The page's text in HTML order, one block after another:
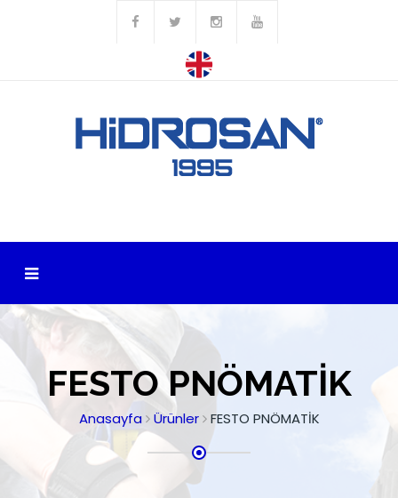
FESTO PNÖMATİK
Anasayfa Ürünler FESTO PNÖMATİK